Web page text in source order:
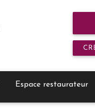
Espace restaurateur